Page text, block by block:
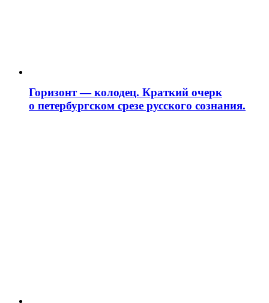
Горизонт — колодец. Краткий очерк
о петербургском срезе русского сознания.